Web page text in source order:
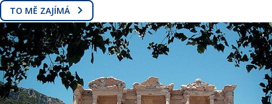
TO MĚ ZAJÍMÁ